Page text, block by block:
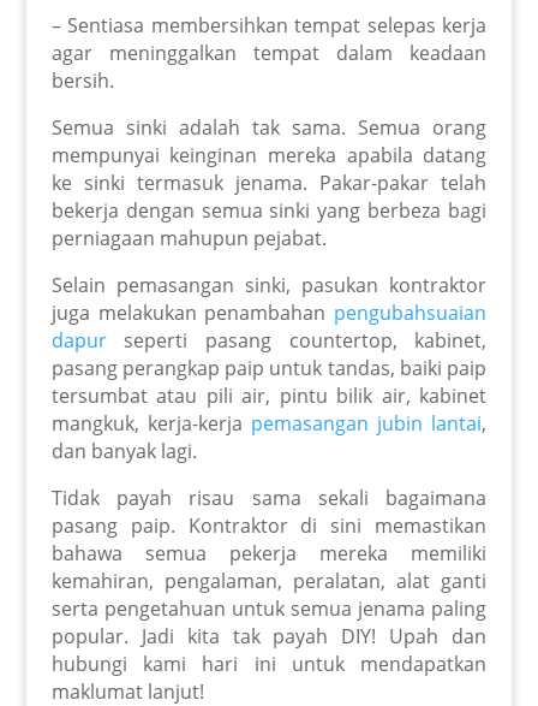
– Sentiasa membersihkan tempat selepas kerja
agar meninggalkan tempat dalam keadaan
bersih.
Semua sinki adalah tak sama. Semua orang
mempunyai keinginan mereka apabila datang
ke sinki termasuk jenama. Pakar-pakar telah
bekerja dengan semua sinki yang berbeza bagi
perniagaan mahupun pejabat.
Selain pemasangan sinki, pasukan kontraktor
juga melakukan penambahan pengubahsuaian
dapurseperti pasang countertop, kabinet,
pasang perangkap paip untuk tandas, baiki paip
tersumbat atau pili air, pintu bilik air, kabinet
mangkuk, kerja-kerja pemasangan jubin lantai,
dan banyak lagi.
Tidak payah risau sama sekali bagaimana
pasang paip. Kontraktor di sini memastikan
bahawa semua pekerja mereka memiliki
kemahiran, pengalaman, peralatan, alat ganti
serta pengetahuan untuk semua jenama paling
popular. Jadi kita tak payah DIY! Upah dan
hubungi kami hari ini untuk mendapatkan
maklumat lanjut!